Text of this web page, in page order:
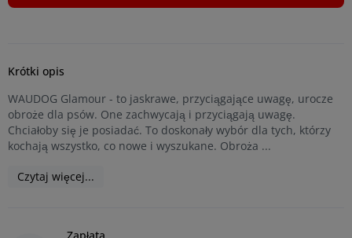
Krótki opis
WAUDOG Glamour - to jaskrawe, przyciągające uwagę, urocze
obroże dla psów. One zachwycają i przyciągają uwagę.
Chciałoby się je posiadać. To doskonały wybór dla tych, którzy
kochają wszystko, co nowe i wyszukane. Obroża ...
Czytaj więcej...